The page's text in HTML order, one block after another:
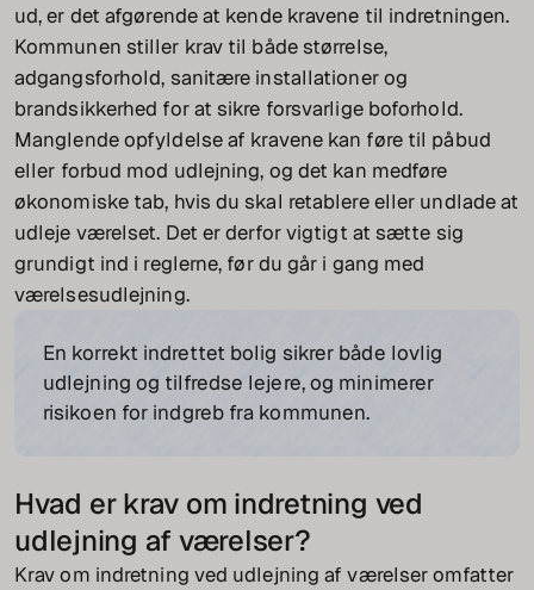
ud, er det afgørende at kende kravene til indretningen.
Kommunen stiller krav til både størrelse,
adgangsforhold, sanitære installationer og
brandsikkerhed for at sikre forsvarlige boforhold.
Manglende opfyldelse af kravene kan føre til påbud
eller forbud mod udlejning, og det kan medføre
økonomiske tab, hvis du skal retablere eller undlade at
udleje værelset. Det er derfor vigtigt at sætte sig
grundigt ind i reglerne, før du går i gang med
værelsesudlejning.
En korrekt indrettet bolig sikrer både lovlig
udlejning og tilfredse lejere, og minimerer
risikoen for indgreb fra kommunen.
Hvad er krav om indretning ved
udlejning af værelser?
Krav om indretning ved udlejning af værelser omfatter